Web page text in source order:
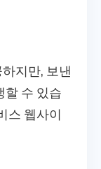
지만, 보낸
할 수 있습
스 웹사이